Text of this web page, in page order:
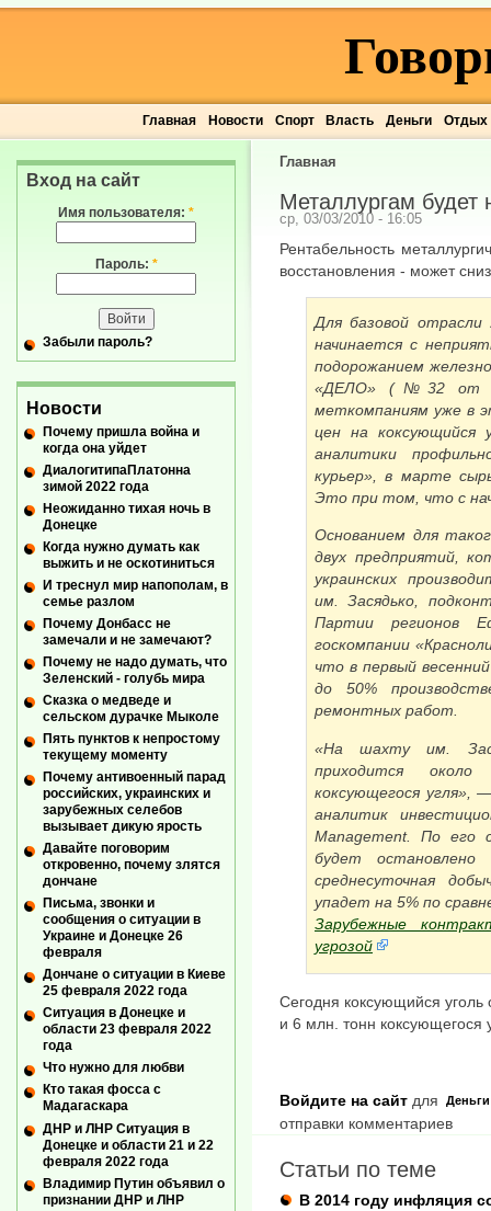
Главная Новости Спорт Власть Деньги Отдых
Главная
Металлургам будет
ср, 03/03/2010 - 16:05
Рентабельность
восстановления - может
Для базовой
начинается с
подорожанием
«ДЕЛО» (№32 от
меткомпаниям уже в
цен на коксующийся
аналитики
курьер», в марте
Это при том, что с
Основанием для
двух предприятий,
украинских
им. Засядько,
Партии регионов
госкомпании
что в первый
до 50%
ремонтных работ.
«На шахту им.
приходится
коксующегося
аналитик
Management. По его
будет
среднесуточная
упадет на 5% по
Зарубежные
угрозой
Сегодня коксующийся уголь
и 6 млн. тонн коксующегося
Деньги
Войдите на сайт для
отправки комментариев
Статьи по теме
В 2014 году инфляция
Вход на сайт
Имя пользователя: *
Пароль: *
Забыли пароль?
Новости
Почему пришла война и
когда она уйдет
ДиалогитипаПлатонна
зимой 2022 года
Неожиданно тихая ночь в
Донецке
Когда нужно думать как
выжить и не оскотиниться
И треснул мир напополам, в
семье разлом
Почему Донбасс не
замечали и не замечают?
Почему не надо думать, что
Зеленский - голубь мира
Сказка о медведе и
сельском дурачке Мыколе
Пять пунктов к непростому
текущему моменту
Почему антивоенный парад
российских, украинских и
зарубежных селебов
вызывает дикую ярость
Давайте поговорим
откровенно, почему злятся
дончане
Письма, звонки и
сообщения о ситуации в
Украине и Донецке 26
февраля
Дончане о ситуации в Киеве
25 февраля 2022 года
Ситуация в Донецке и
области 23 февраля 2022
года
Что нужно для любви
Кто такая фосса с
Мадагаскара
ДНР и ЛНР Ситуация в
Донецке и области 21 и 22
февраля 2022 года
Владимир Путин объявил о
признании ДНР и ЛНР